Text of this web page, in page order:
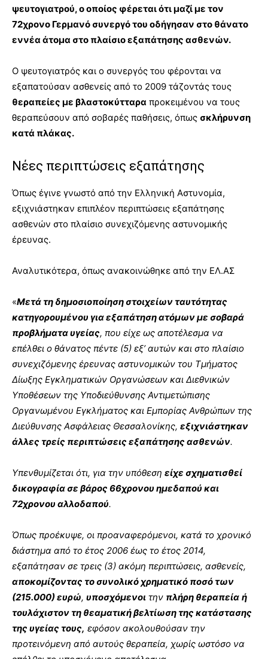
ψευτογιατρού, ο οποίος φέρεται ότι μαζί με τον
72χρονο Γερμανό συνεργό του οδήγησαν στο θάνατο
εννέα άτομα στο πλαίσιο εξαπάτησης ασθενών.
Ο ψευτογιατρός και ο συνεργός του φέρονται να
εξαπατούσαν ασθενείς από το 2009 τάζοντάς τους
θεραπείες με βλαστοκύτταρα προκειμένου να τους
θεραπεύσουν από σοβαρές παθήσεις, όπως σκλήρυνση
κατά πλάκας.
Νέες περιπτώσεις εξαπάτησης
Όπως έγινε γνωστό από την Ελληνική Αστυνομία,
εξιχνιάστηκαν επιπλέον περιπτώσεις εξαπάτησης
ασθενών στο πλαίσιο συνεχιζόμενης αστυνομικής
έρευνας.
Αναλυτικότερα, όπως ανακοινώθηκε από την ΕΛ.ΑΣ
«Μετά τη δημοσιοποίηση στοιχείων ταυτότητας
κατηγορουμένου για εξαπάτηση ατόμων με σοβαρά
προβλήματα υγείας, που είχε ως αποτέλεσμα να
επέλθει ο θάνατος πέντε (5) εξ’ αυτών και στο πλαίσιο
συνεχιζόμενης έρευνας αστυνομικών του Τμήματος
Δίωξης Εγκληματικών Οργανώσεων και Διεθνικών
Υποθέσεων της Υποδιεύθυνσης Αντιμετώπισης
Οργανωμένου Εγκλήματος και Εμπορίας Ανθρώπων της
Διεύθυνσης Ασφάλειας Θεσσαλονίκης, εξιχνιάστηκαν
άλλες τρείς περιπτώσεις εξαπάτησης ασθενών.
Υπενθυμίζεται ότι, για την υπόθεση είχε σχηματισθεί
δικογραφία σε βάρος 66χρονου ημεδαπού και
72χρονου αλλοδαπού.
Όπως προέκυψε, οι προαναφερόμενοι, κατά το χρονικό
διάστημα από το έτος 2006 έως το έτος 2014,
εξαπάτησαν σε τρεις (3) ακόμη περιπτώσεις, ασθενείς,
αποκομίζοντας το συνολικό χρηματικό ποσό των
(215.000) ευρώ, υποσχόμενοι την πλήρη θεραπεία ή
τουλάχιστον τη θεαματική βελτίωση της κατάστασης
της υγείας τους, εφόσον ακολουθούσαν την
προτεινόμενη από αυτούς θεραπεία, χωρίς ωστόσο να